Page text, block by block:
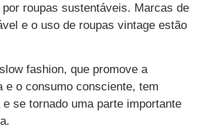
por roupas sustentáveis. Marcas de
e o uso de roupas vintage estão
fashion, que promove a
e o consumo consciente, tem
se tornado uma parte importante